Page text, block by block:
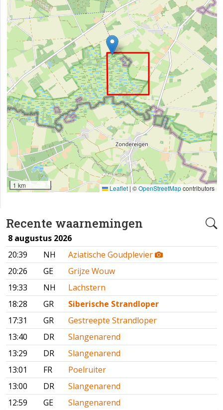
Recente waarnemingen
8 augustus 2026
20:39
NH
Aziatische Goudplevier
20:26
GE
Grijze Wouw
19:33
NH
Lachstern
18:28
GR
Siberische Strandloper
17:31
GR
Gestreepte Strandloper
13:40
DR
Slangenarend
13:29
DR
Slangenarend
13:01
FR
Poelruiter
13:00
DR
Slangenarend
12:59
GE
Slangenarend
1 km Leaflet | ©OpenStreetMapcontributors